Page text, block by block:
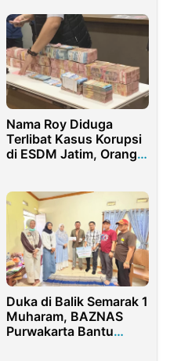
Nama Roy Diduga
Terlibat Kasus Korupsi
di ESDM Jatim, Orang
Duka di Balik Semarak 1
Muharam, BAZNAS
Purwakarta Bantu